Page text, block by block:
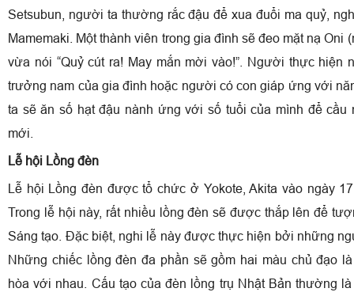
Setsubun, người ta thường rắc đậu để xua đuổi ma quỷ,
Mamemaki. Một thành viên trong gia đình sẽ đeo mặt nạ Oni
vừa nói “Quỷ cút ra! May mắn mời vào!”. Người thực hiện
trưởng nam của gia đình hoặc người có con giáp ứng với
ta sẽ ăn số hạt đậu nành ứng với số tuổi của mình để cầu
mới.
Lễ hội Lồng đèn
Lễ hội Lồng đèn được tổ chức ở Yokote, Akita vào ngày
Trong lễ hội này, rất nhiều lồng đèn sẽ được thắp lên để
Sáng tạo. Đặc biệt, nghi lễ này được thực hiện bởi những
Những chiếc lồng đèn đa phần sẽ gồm hai màu chủ đạo
hòa với nhau. Cấu tạo của đèn lồng trụ Nhật Bản thường